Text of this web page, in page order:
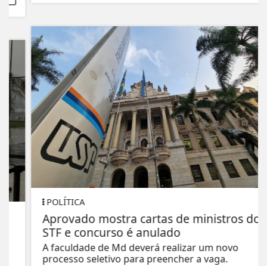
POLÍTICA
Aprovado mostra cartas de ministros do
STF e concurso é anulado
A faculdade de Md deverá realizar um novo
processo seletivo para preencher a vaga.